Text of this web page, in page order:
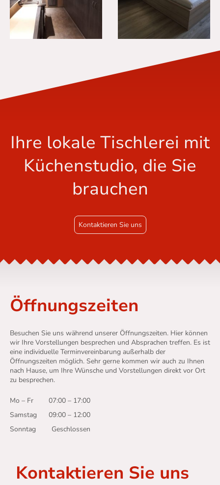
Ihre lokale Tischlerei mit
Küchenstudio, die Sie
brauchen
Kontaktieren Sie uns
Öffnungszeiten
Besuchen Sie uns während unserer Öffnungszeiten. Hier können
wir Ihre Vorstellungen besprechen und Absprachen treffen. Es ist
eine individuelle Terminvereinbarung außerhalb der
Öffnungszeiten möglich. Sehr gerne kommen wir auch zu Ihnen
nach Hause, um Ihre Wünsche und Vorstellungen direkt vor Ort
zu besprechen.
Mo – Fr
07:00 – 17:00
Samstag
09:00 – 12:00
Sonntag
Geschlossen
Kontaktieren Sie uns